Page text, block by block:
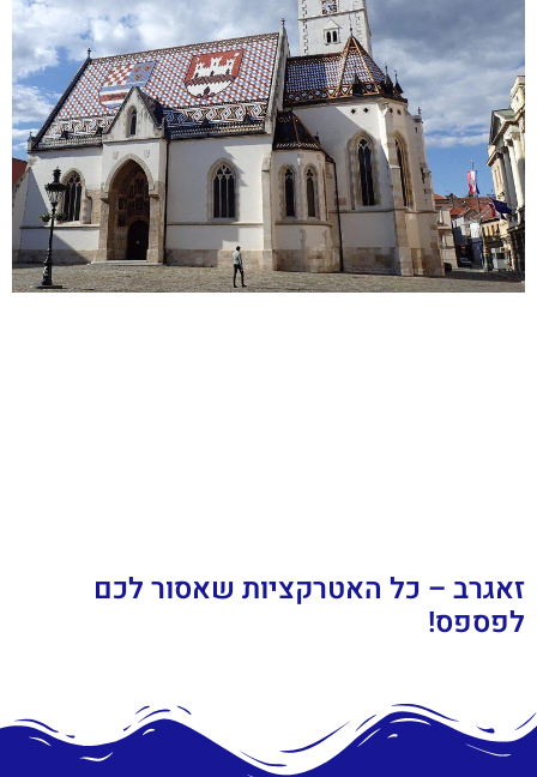
זאגרב – כל האטרקציות שאסור לכם
לפספס!